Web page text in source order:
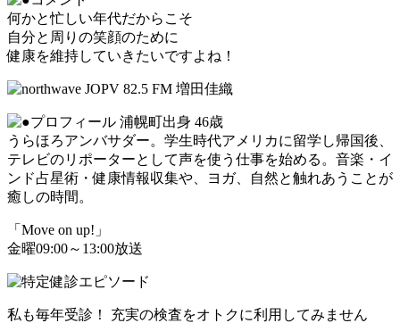
何かと忙しい年代だからこそ
自分と周りの笑顔のために
健康を維持していきたいですよね！
浦幌町出身 46歳
うらほろアンバサダー。学生時代アメリカに留学し帰国後、
テレビのリポーターとして声を使う仕事を始める。音楽・イ
ンド占星術・健康情報収集や、ヨガ、自然と触れあうことが
癒しの時間。
「Move on up!」
金曜09:00～13:00放送
私も毎年受診！ 充実の検査をオトクに利用してみません